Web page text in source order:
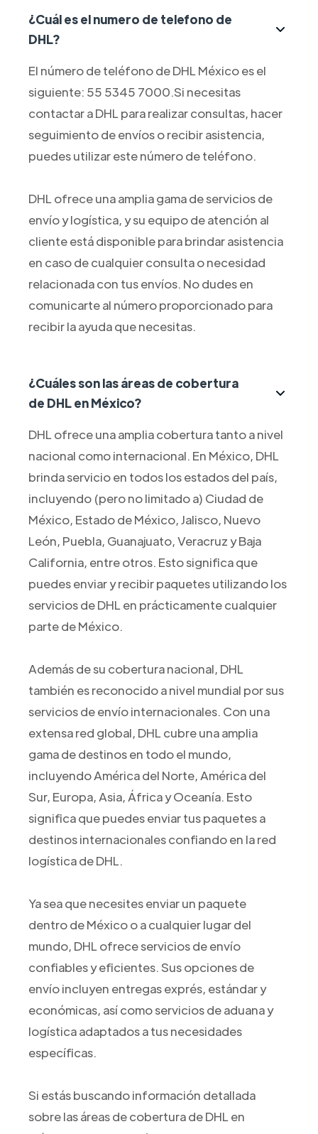
¿Cuál es el numero de telefono de
DHL?
El número de teléfono de DHL México es el
siguiente: 55 5345 7000.Si necesitas
contactar a DHL para realizar consultas, hacer
seguimiento de envíos o recibir asistencia,
puedes utilizar este número de teléfono.
DHL ofrece una amplia gama de servicios de
envío y logística, y su equipo de atención al
cliente está disponible para brindar asistencia
en caso de cualquier consulta o necesidad
relacionada con tus envíos. No dudes en
comunicarte al número proporcionado para
recibir la ayuda que necesitas.
¿Cuáles son las áreas de cobertura
de DHL en México?
DHL ofrece una amplia cobertura tanto a nivel
nacional como internacional. En México, DHL
brinda servicio en todos los estados del país,
incluyendo (pero no limitado a) Ciudad de
México, Estado de México, Jalisco, Nuevo
León, Puebla, Guanajuato, Veracruz y Baja
California, entre otros. Esto significa que
puedes enviar y recibir paquetes utilizando los
servicios de DHL en prácticamente cualquier
parte de México.
Además de su cobertura nacional, DHL
también es reconocido a nivel mundial por sus
servicios de envío internacionales. Con una
extensa red global, DHL cubre una amplia
gama de destinos en todo el mundo,
incluyendo América del Norte, América del
Sur, Europa, Asia, África y Oceanía. Esto
significa que puedes enviar tus paquetes a
destinos internacionales confiando en la red
logística de DHL.
Ya sea que necesites enviar un paquete
dentro de México o a cualquier lugar del
mundo, DHL ofrece servicios de envío
confiables y eficientes. Sus opciones de
envío incluyen entregas exprés, estándar y
económicas, así como servicios de aduana y
logística adaptados a tus necesidades
específicas.
Si estás buscando información detallada
sobre las áreas de cobertura de DHL en